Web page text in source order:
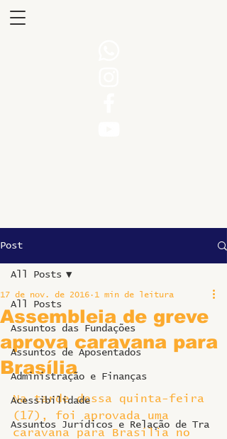
Post
All Posts
Assuntos das Fundações
Assuntos de Aposentados
Administração e Finanças
Acessibilidade
Assuntos Jurídicos e Relação de Tra
All Posts
Assembleia de greve
aprova caravana para
Brasília
17 de nov. de 2016 1 min de leitura
Na tarde dessa quinta-feira
(17), foi aprovada uma
caravana para Brasília no